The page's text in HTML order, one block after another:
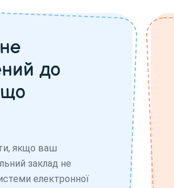
до
якщо ваш
заклад не
електронної